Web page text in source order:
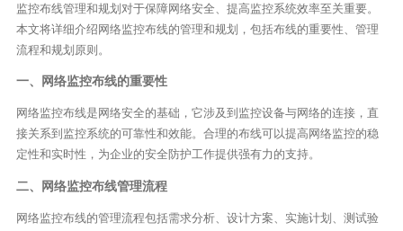
监控布线管理和规划对于保障网络安全、提高监控系统效率至关重要。
本文将详细介绍网络监控布线的管理和规划，包括布线的重要性、管理
流程和规划原则。
一、网络监控布线的重要性
网络监控布线是网络安全的基础，它涉及到监控设备与网络的连接，直
接关系到监控系统的可靠性和效能。合理的布线可以提高网络监控的稳
定性和实时性，为企业的安全防护工作提供强有力的支持。
二、网络监控布线管理流程
网络监控布线的管理流程包括需求分析、设计方案、实施计划、测试验